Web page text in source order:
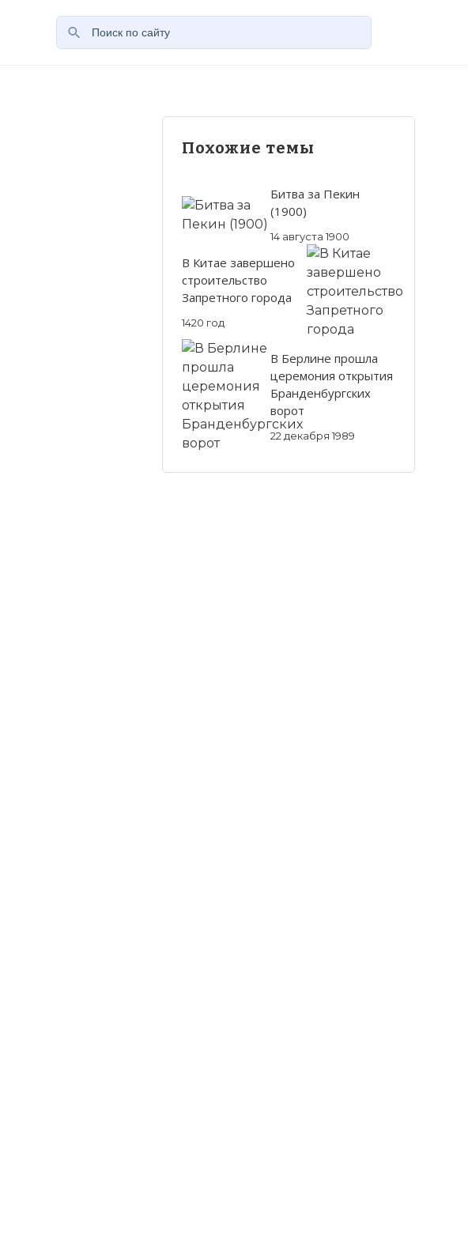
Похожие темы
Битва за Пекин
(1900)
14 августа 1900
В Китае завершено
строительство
Запретного города
1420 год
В Берлине прошла
церемония открытия
Бранденбургских
ворот
22 декабря 1989